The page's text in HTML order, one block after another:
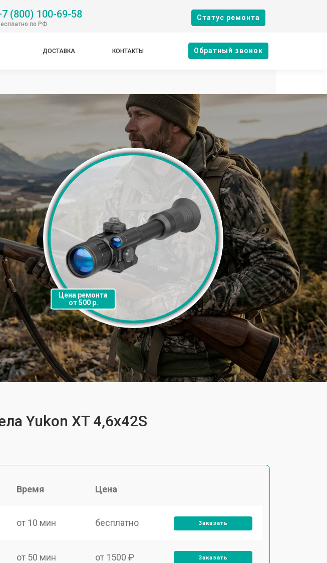
(800) 100-69-58
по РФ
Cтатус ремонта
ДОСТАВКА КОНТАКТЫ Oбратный звонок
Цена ремонта
от 500 р.
Yukon XT 4,6x42S
Время Цена
от 10 мин бесплатно Заказать
от 50 мин от 1500 ₽ Заказать